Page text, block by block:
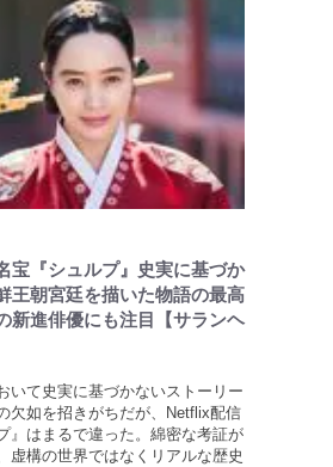
宝『シュルプ』史実に基づか
王朝宮廷を描いた物語の最高
新進俳優にも注目【サランヘ
いて史実に基づかないストーリー
欠如を招きがちだが、Netflix配信
』はまるで違った。綿密な考証が
虚構の世界ではなくリアルな歴史